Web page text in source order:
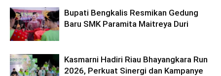
Bupati Bengkalis Resmikan Gedung
Baru SMK Paramita Maitreya Duri
Kasmarni Hadiri Riau Bhayangkara Run
2026, Perkuat Sinergi dan Kampanye